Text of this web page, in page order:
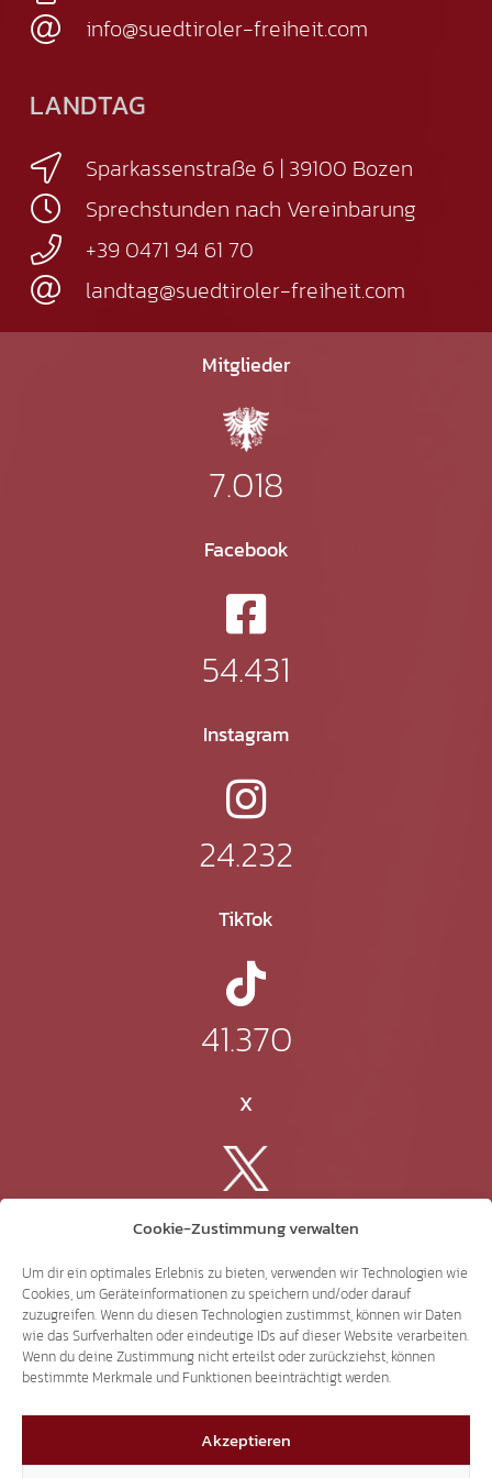
Cookie-Zustimmung verwalten
Um dir ein optimales Erlebnis zu bieten, verwenden wir Technologien wie
Cookies, um Geräteinformationen zu speichern und/oder darauf
zuzugreifen. Wenn du diesen Technologien zustimmst, können wir Daten
wie das Surfverhalten oder eindeutige IDs auf dieser Website verarbeiten.
Wenn du deine Zustimmung nicht erteilst oder zurückziehst, können
bestimmte Merkmale und Funktionen beeinträchtigt werden.
Akzeptieren
info@suedtiroler-freiheit.com
LANDTAG
Sparkassenstraße 6 | 39100 Bozen
Sprechstunden nach Vereinbarung
+39 0471 94 61 70
landtag@suedtiroler-freiheit.com
Mitglieder
7.018
Facebook
54.431
Instagram
24.232
TikTok
41.370
X
3.507
Threads
3.401